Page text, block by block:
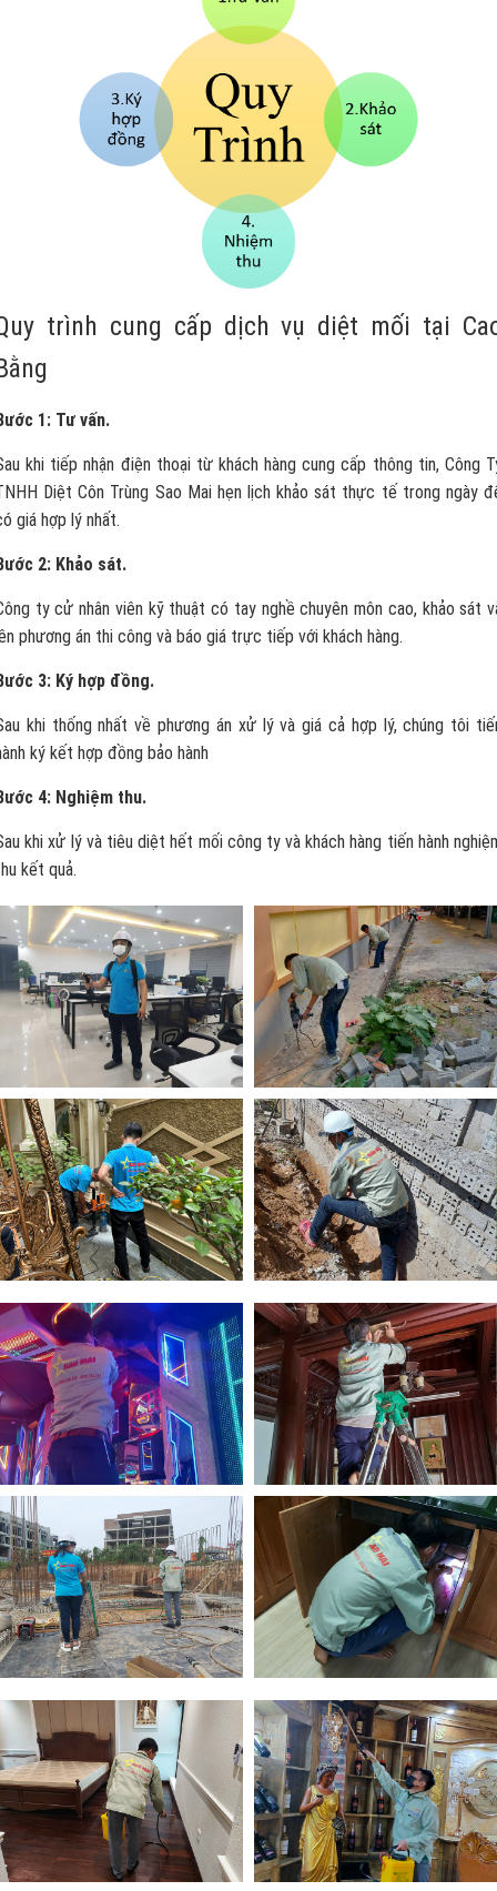
trình cung cấp dịch vụ diệt mối tại
1: Tư vấn.
khi tiếp nhận điện thoại từ khách hàng cung cấp thông tin, Công
Diệt Côn Trùng Sao Mai hẹn lịch khảo sát thực tế trong ngày
giá hợp lý nhất.
2: Khảo sát.
ty cử nhân viên kỹ thuật có tay nghề chuyên môn cao, khảo sát
phương án thi công và báo giá trực tiếp với khách hàng.
3: Ký hợp đồng.
khi thống nhất về phương án xử lý và giá cả hợp lý, chúng tôi
ký kết hợp đồng bảo hành
4: Nghiệm thu.
khi xử lý và tiêu diệt hết mối công ty và khách hàng tiến hành
kết quả.